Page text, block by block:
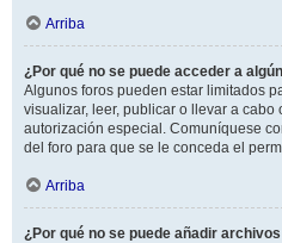
Arriba
¿Por qué no se puede acceder a
Algunos foros pueden estar limitados
visualizar, leer, publicar o llevar a
autorización especial. Comuníquese
del foro para que se le conceda el
Arriba
¿Por qué no se puede añadir